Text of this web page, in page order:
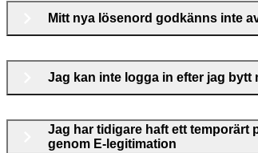
Mitt nya lösenord godkänns inte
Jag kan inte logga in efter jag bytt
Jag har tidigare haft ett temporärt
genom E-legitimation